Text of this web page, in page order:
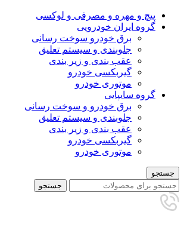
پیچ و مهره و مصرفی و لوکسی
گروه ایران خودرویی
برق خودرو سوخت رسانی
جلوبندی و سیستم تعلیق
عقب بندی و زیر بندی
گیربکسی خودرو
موتوری خودرو
گروه سایپایی
برق خودرو و سوخت رسانی
جلوبندی و سیستم تعلیق
عقب بندی و زیر بندی
گیربکسی خودرو
موتوری خودرو
جستجو
جستجو